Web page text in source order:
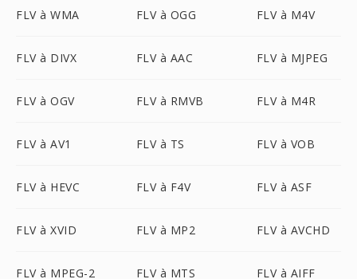
FLV à WMA FLV à OGG FLV à M4V
FLV à DIVX FLV à AAC FLV à MJPEG
FLV à OGV FLV à RMVB FLV à M4R
FLV à AV1 FLV à TS FLV à VOB
FLV à HEVC FLV à F4V FLV à ASF
FLV à XVID FLV à MP2 FLV à AVCHD
FLV à MPEG-2 FLV à MTS FLV à AIFF